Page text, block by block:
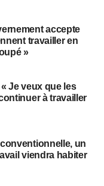
accepte
travailler en
»
Je veux que les
à travailler
un
viendra habiter